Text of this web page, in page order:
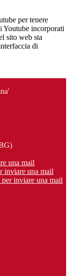
per tenere
Youtube incorporati
sito web sta
di
una mail
inviare una mail
inviare una mail